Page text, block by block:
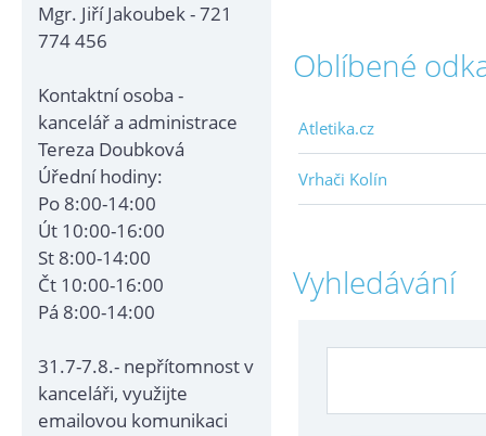
Mgr. Jiří Jakoubek - 721
774 456
Kontaktní osoba -
kancelář a administrace
Tereza Doubková
Úřední hodiny:
Po 8:00-14:00
Út 10:00-16:00
St 8:00-14:00
Čt 10:00-16:00
Pá 8:00-14:00
31.7-7.8.- nepřítomnost v
kanceláři, využijte
emailovou komunikaci
Oblíbené
Atletika.cz
Vrhači Kolín
Vyhledávání